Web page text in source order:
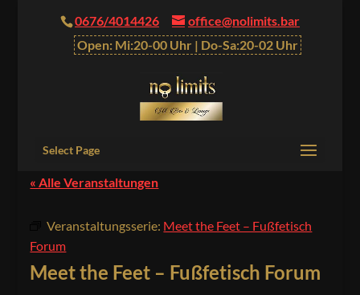
0676/4014426
office@nolimits.bar
Open: Mi:20-00 Uhr | Do-Sa:20-02 Uhr
Select Page
« Alle Veranstaltungen
Veranstaltungsserie: Meet the Feet – Fußfetisch
Forum
Meet the Feet – Fußfetisch Forum